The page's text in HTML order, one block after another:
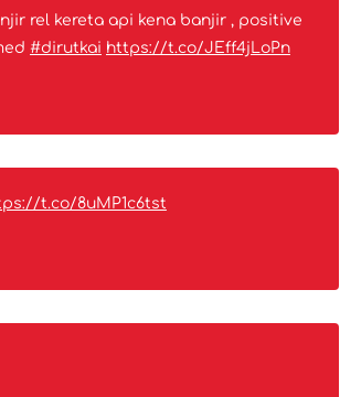
rel kereta api kena banjir , positive
#dirutkai https://t.co/JEff4jLoPn
t.co/8uMP1c6tst